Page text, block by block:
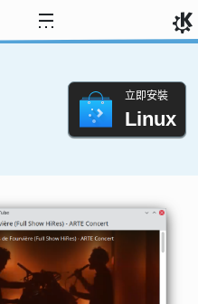
立即安裝
Linux